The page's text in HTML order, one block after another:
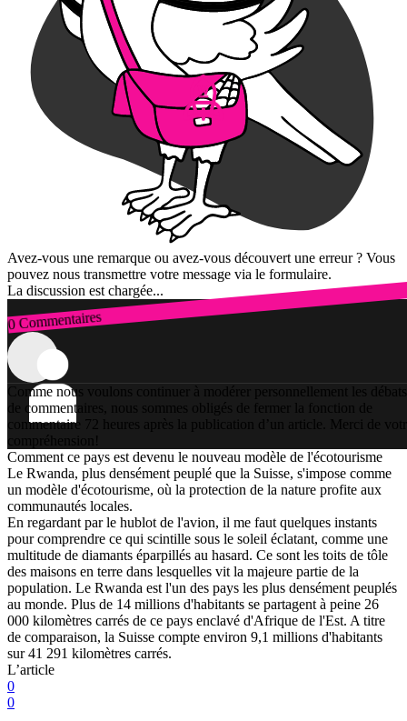
Avez-vous une remarque ou avez-vous découvert une erreur ? Vous
pouvez nous transmettre votre message via le formulaire.
La discussion est chargée...
0 Commentaires
Connexion
Comme nous voulons continuer à modérer personnellement les débats
de commentaires, nous sommes obligés de fermer la fonction de
commentaire 72 heures après la publication d’un article. Merci de
compréhension!
Comment ce pays est devenu le nouveau modèle de l'écotourisme
Le Rwanda, plus densément peuplé que la Suisse, s'impose comme
un modèle d'écotourisme, où la protection de la nature profite aux
communautés locales.
En regardant par le hublot de l'avion, il me faut quelques instants
pour comprendre ce qui scintille sous le soleil éclatant, comme une
multitude de diamants éparpillés au hasard. Ce sont les toits de tôle
des maisons en terre dans lesquelles vit la majeure partie de la
population. Le Rwanda est l'un des pays les plus densément peuplés
au monde. Plus de 14 millions d'habitants se partagent à peine 26
000 kilomètres carrés de ce pays enclavé d'Afrique de l'Est. A titre
de comparaison, la Suisse compte environ 9,1 millions d'habitants
sur 41 291 kilomètres carrés.
L’article
0
0